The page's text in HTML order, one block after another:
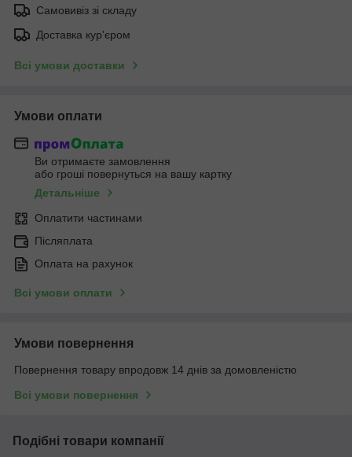
Самовивіз зі складу
Доставка кур'єром
Всі умови доставки
Умови оплати
Ви отримаєте замовлення
або гроші повернуться на вашу картку
Детальніше
Оплатити частинами
Післяплата
Оплата на рахунок
Всі умови оплати
Умови повернення
Повернення товару впродовж 14 днів за домовленістю
Всі умови повернення
Подібні товари компанії